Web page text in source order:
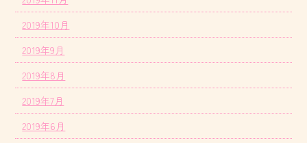
2019年10月
2019年9月
2019年8月
2019年7月
2019年6月